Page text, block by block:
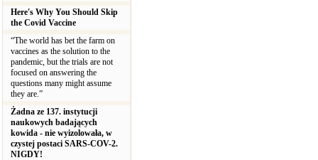
Here's Why You Should Skip
the Covid Vaccine
“The world has bet the farm on
vaccines as the solution to the
pandemic, but the trials are not
focused on answering the
questions many might assume
they are.”
Żadna ze 137. instytucji
naukowych badających
kowida - nie wyizolowała, w
czystej postaci SARS-COV-2.
NIGDY!